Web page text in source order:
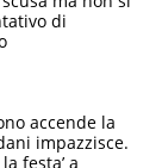
di
accende la
impazzisce.
festa’ a